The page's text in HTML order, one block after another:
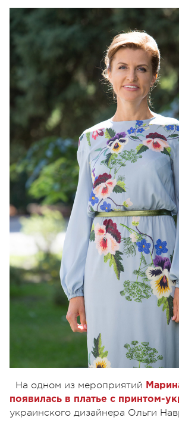
На одном из мероприятий
появилась в платье с принтом-
украинского дизайнера Ольги